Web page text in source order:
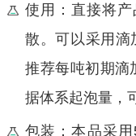
使用： 直接将
散。可以采用滴
推荐每吨初期滴
据体系起泡量，
包装：本品采用